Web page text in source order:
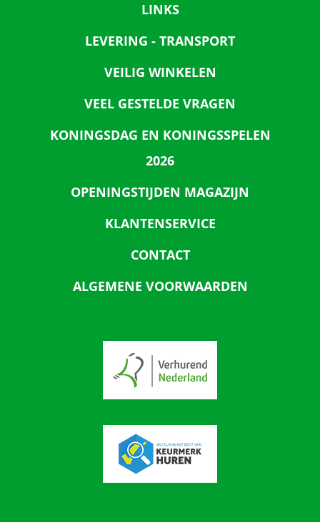
LINKS
LEVERING - TRANSPORT
VEILIG WINKELEN
VEEL GESTELDE VRAGEN
KONINGSDAG EN KONINGSSPELEN
2026
OPENINGSTIJDEN MAGAZIJN
KLANTENSERVICE
CONTACT
ALGEMENE VOORWAARDEN